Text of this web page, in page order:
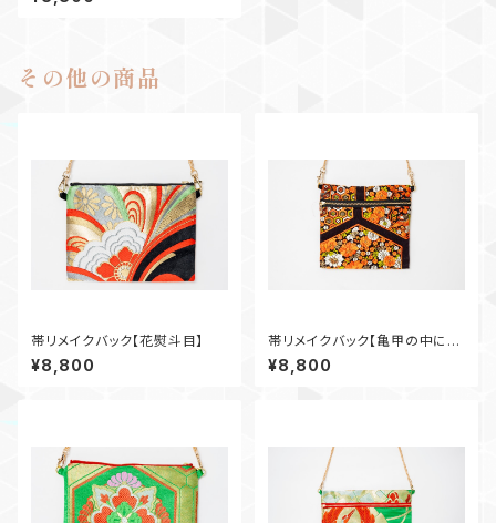
その他の商品
帯リメイクバック【花熨斗目】
¥8,800
帯リメイクバック【亀甲の中に
花】
¥8,800